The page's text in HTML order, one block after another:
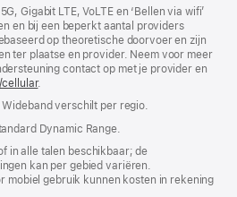
Gigabit LTE, VoLTE en ‘Bellen via wifi’
en bij een beperkt aantal providers
op theoretische doorvoer en zijn
ter plaatse en provider. Neem voor meer
contact op met je provider en
.
verschilt per regio.
Dynamic Range.
in alle talen beschikbaar; de
kan per gebied variëren.
mobiel gebruik kunnen kosten in rekening